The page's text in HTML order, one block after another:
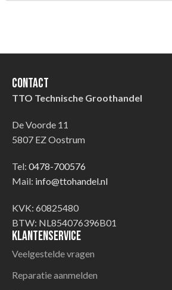
Contact
TTO Technische Groothandel
De Voorde 11
5807 EZ Oostrum
Tel: 0478-700576
Mail: info@ttohandel.nl
KVK: 60825480
BTW: NL854076396B01
Klantenservice
Veelgestelde vragen
Reparatie aanmelden